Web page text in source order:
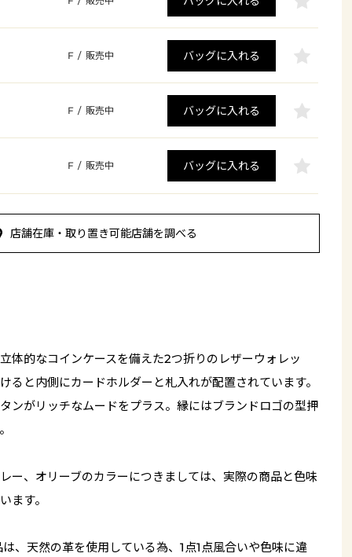
F / 販売中 バッグに入れる
F / 販売中 バッグに入れる
F / 販売中 バッグに入れる
店舗在庫・取り置き可能店舗を調べる
体的なコインケースを備えた2つ折りのレザーウォレッ
ると内側にカードホルダーと札入れが配置されています。
ンがリッチなムードをプラス。縁にはブランドロゴの型押
ー、オリーブのカラーにつきましては、実際の商品と色味
ます。
、天然の革を使用している為、1点1点風合いや色味に違